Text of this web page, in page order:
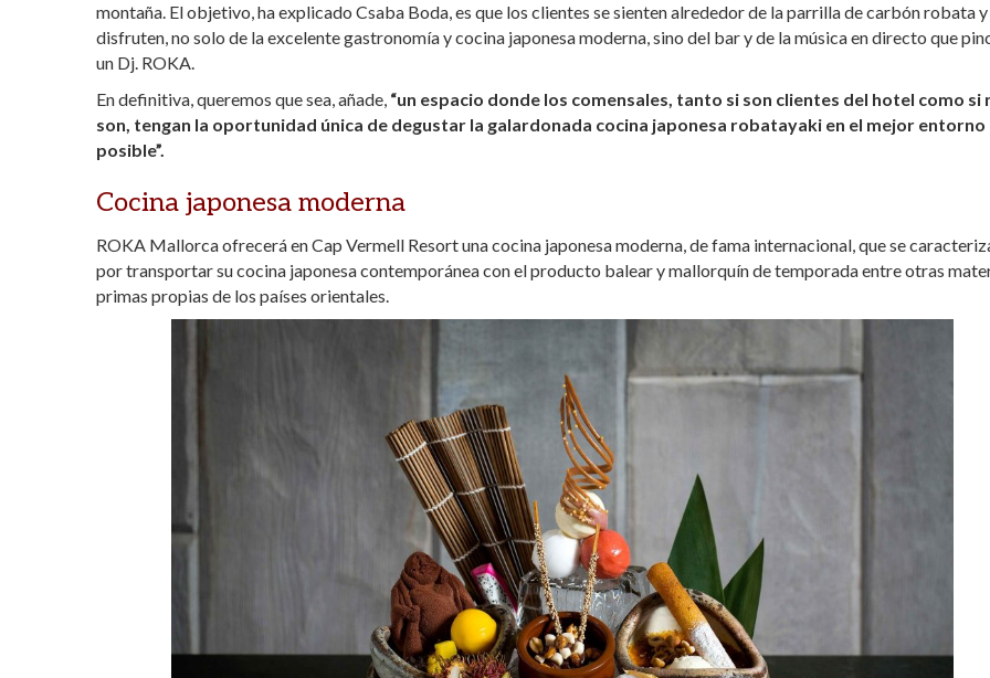
montaña. El objetivo, ha explicado Csaba Boda, es que los clientes se sienten alrededor de la parrilla de carbón robata y
disfruten, no solo de la excelente gastronomía y cocina japonesa moderna, sino del bar y de la música en directo que
un Dj. ROKA.
En definitiva, queremos que sea, añade, “un espacio donde los comensales, tanto si son clientes del hotel como si
son, tengan la oportunidad única de degustar la galardonada cocina japonesa robatayaki en el mejor entorno
posible”.
Cocina japonesa moderna
ROKA Mallorca ofrecerá en Cap Vermell Resort una cocina japonesa moderna, de fama internacional, que se
por transportar su cocina japonesa contemporánea con el producto balear y mallorquín de temporada entre otras
primas propias de los países orientales.